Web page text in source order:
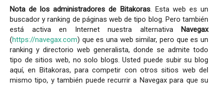
Nota de los administradores de Bitakoras. Esta web es un
buscador y ranking de páginas web de tipo blog. Pero también
está activa en Internet nuestra alternativa Navegax
(https://navegax.com) que es una web similar, pero que es un
ranking y directorio web generalista, donde se admite todo
tipo de sitios web, no solo blogs. Usted puede subir su blog
aquí, en Bitakoras, para competir con otros sitios web del
mismo tipo, y también puede recurrir a Navegax para que su